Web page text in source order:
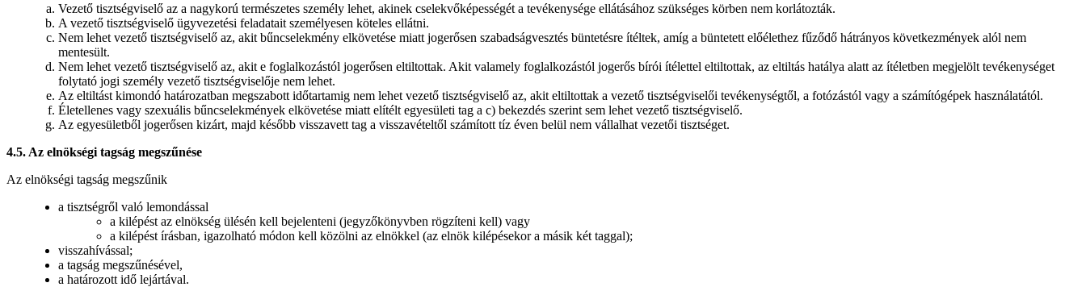
Vezető tisztségviselő az a nagykorú természetes személy lehet, akinek cselekvőképességét a tevékenysége ellátásához szükséges körben nem korlátozták.
A vezető tisztségviselő ügyvezetési feladatait személyesen köteles ellátni.
Nem lehet vezető tisztségviselő az, akit bűncselekmény elkövetése miatt jogerősen szabadságvesztés büntetésre ítéltek, amíg a büntetett előélethez fűződő hátrányos következmények alól nem
mentesült.
Nem lehet vezető tisztségviselő az, akit e foglalkozástól jogerősen eltiltottak. Akit valamely foglalkozástól jogerős bírói ítélettel eltiltottak, az eltiltás hatálya alatt az ítéletben megjelölt tevékenységet
folytató jogi személy vezető tisztségviselője nem lehet.
Az eltiltást kimondó határozatban megszabott időtartamig nem lehet vezető tisztségviselő az, akit eltiltottak a vezető tisztségviselői tevékenységtől, a fotózástól vagy a számítógépek használatától.
Életellenes vagy szexuális bűncselekmények elkövetése miatt elítélt egyesületi tag a c) bekezdés szerint sem lehet vezető tisztségviselő.
Az egyesületből jogerősen kizárt, majd később visszavett tag a visszavételtől számított tíz éven belül nem vállalhat vezetői tisztséget.
4.5. Az elnökségi tagság megszűnése
Az elnökségi tagság megszűnik
a tisztségről való lemondással
a kilépést az elnökség ülésén kell bejelenteni (jegyzőkönyvben rögzíteni kell) vagy
a kilépést írásban, igazolható módon kell közölni az elnökkel (az elnök kilépésekor a másik két taggal);
visszahívással;
a tagság megszűnésével,
a határozott idő lejártával.